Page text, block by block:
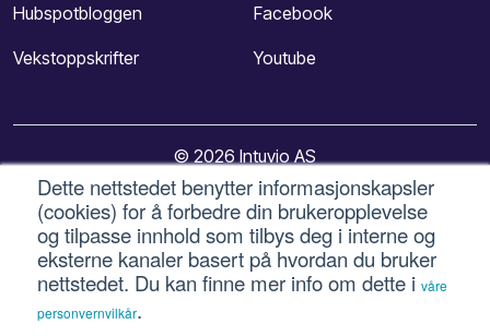
Dette nettstedet benytter informasjonskapsler
(cookies) for å forbedre din brukeropplevelse
og tilpasse innhold som tilbys deg i interne og
eksterne kanaler basert på hvordan du bruker
nettstedet. Du kan finne mer info om dette i våre
personvernvilkår.
Hubspotbloggen
Vekstoppskrifter
Facebook
Youtube
© 2026 Intuvio AS
Personvern og vilkår for bruk-Bruk av informasjonskapsler
-Cookie-innstillinger